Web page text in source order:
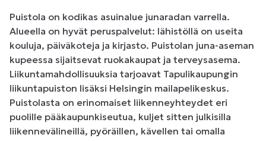
Puistola on kodikas asuinalue junaradan varrella.
Alueella on hyvät peruspalvelut: lähistöllä on useita
kouluja, päiväkoteja ja kirjasto. Puistolan juna-aseman
kupeessa sijaitsevat ruokakaupat ja terveysasema.
Liikuntamahdollisuuksia tarjoavat Tapulikaupungin
liikuntapuiston lisäksi Helsingin mailapelikeskus.
Puistolasta on erinomaiset liikenneyhteydet eri
puolille pääkaupunkiseutua, kuljet sitten julkisilla
liikennevälineillä, pyöräillen, kävellen tai omalla